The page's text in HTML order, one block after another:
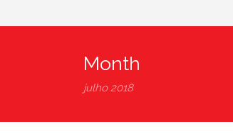
Month
julho 2018